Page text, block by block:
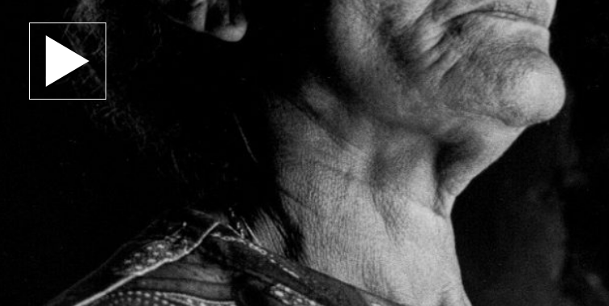
Jouer la bande-annonce